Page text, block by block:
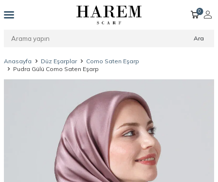
Ara
0
Anasayfa Düz Eşarplar
Como Saten Eşarp
Pudra Gülü Como Saten Eşarp